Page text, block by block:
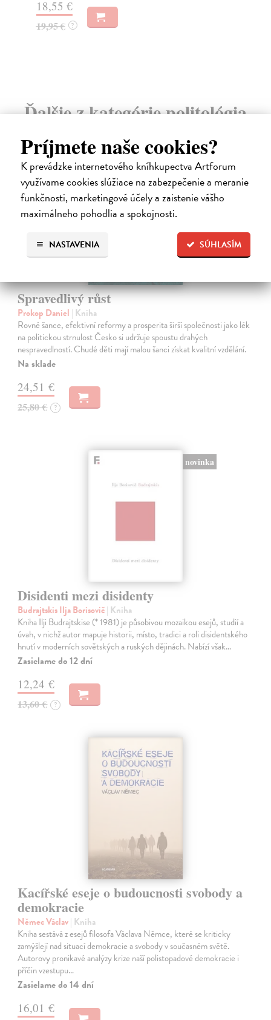
Príjmete naše cookies?
K prevádzke internetového kníhkupectva Artforum
využívame cookies slúžiace na zabezpečenie a meranie
funkčnosti, marketingové účely a zaistenie vášho
maximálneho pohodlia a spokojnosti.
SÚHLASÍM
NASTAVENIA
31,21 €
32,85 € ?
Ďalšie z kategórie politológia
na sklade
Spravedlivý růst
Prokop Daniel | Kniha
Rovné šance, efektivní reformy a prosperita širší společnosti jako lék
na politickou strnulost Česko si udržuje spoustu drahých
nespravedlností. Chudé děti mají malou šanci získat kvalitní vzdělání.
Na sklade
24,51 €
25,80 € ?
novinka
Disidenti mezi disidenty
Budrajtskis Ilja Borisovič| Kniha
Kniha Ilji Budrajtskise (* 1981) je působivou mozaikou esejů, studií a
úvah, v nichž autor mapuje historii, místo, tradici a roli disidentského
hnutí v moderních sovětských a ruských dějinách. Nabízí však…
Zasielame do 12 dní
12,24 €
13,60 € ?
Kacířské eseje o budoucnosti svobody a
demokracie
Němec Václav| Kniha
Kniha sestává z esejů filosofa Václava Němce, které se kriticky
zamýšlejí nad situací demokracie a svobody v současném světě.
Autorovy pronikavé analýzy krize naší polistopadové demokracie i
příčin vzestupu…
Zasielame do 14 dní
16,01 €